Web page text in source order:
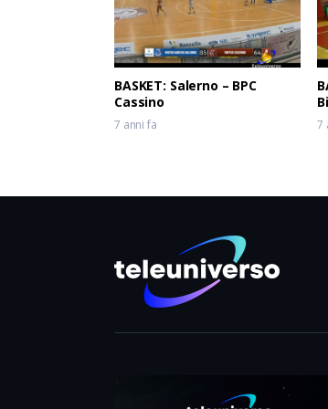
BASKET: Salerno – BPC
Cassino
7 anni fa 7